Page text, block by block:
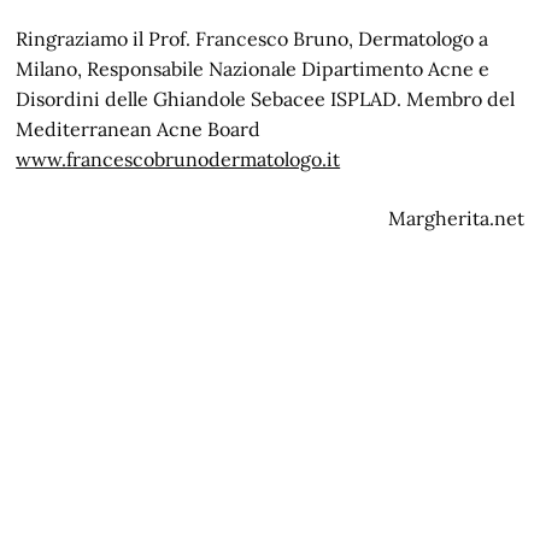
Ringraziamo il Prof. Francesco Bruno, Dermatologo a
Milano, Responsabile Nazionale Dipartimento Acne e
Disordini delle Ghiandole Sebacee ISPLAD. Membro del
Mediterranean Acne Board
www.francescobrunodermatologo.it
Margherita.net